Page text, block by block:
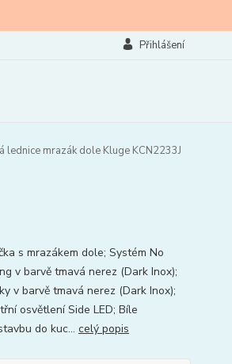
Přihlášení
lednice mrazák dole Kluge KCN2233J
s mrazákem dole; Systém No
v barvě tmavá nerez (Dark Inox);
v barvě tmavá nerez (Dark Inox);
osvětlení Side LED; Bíle
do kuc... celý popis